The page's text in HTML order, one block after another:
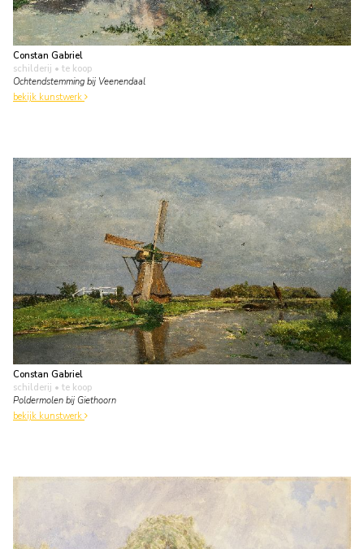
Constan Gabriel
schilderij • te koop
Ochtendstemming bij Veenendaal
bekijk kunstwerk
Constan Gabriel
schilderij • te koop
Poldermolen bij Giethoorn
bekijk kunstwerk